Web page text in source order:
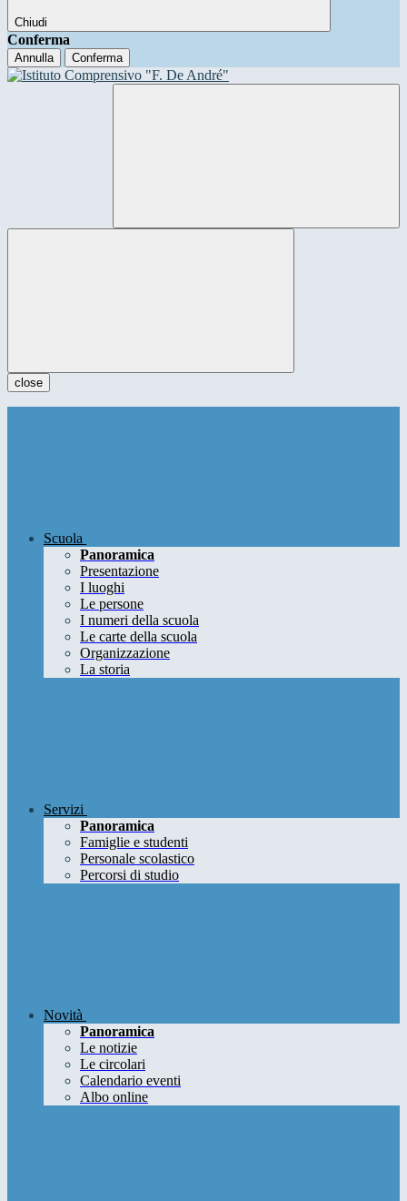
Chiudi
Conferma
Annulla Conferma
close
Scuola
Panoramica
Presentazione
I luoghi
Le persone
I numeri della scuola
Le carte della scuola
Organizzazione
La storia
Servizi
Panoramica
Famiglie e studenti
Personale scolastico
Percorsi di studio
Novità
Panoramica
Le notizie
Le circolari
Calendario eventi
Albo online